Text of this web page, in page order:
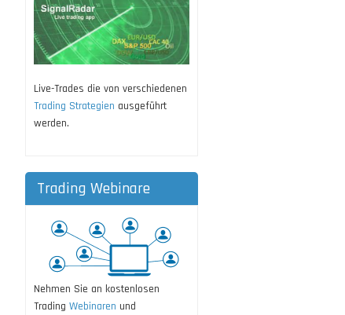
Live-Trades die von verschiedenen
Trading Strategien ausgeführt
werden.
Trading Webinare
Nehmen Sie an kostenlosen
Trading Webinaren und